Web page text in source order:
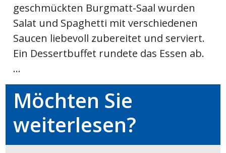
geschmückten Burgmatt-Saal wurden
Salat und Spaghetti mit verschiedenen
Saucen liebevoll zubereitet und serviert.
Ein Dessertbuffet rundete das Essen ab.
...
Möchten Sie
weiterlesen?